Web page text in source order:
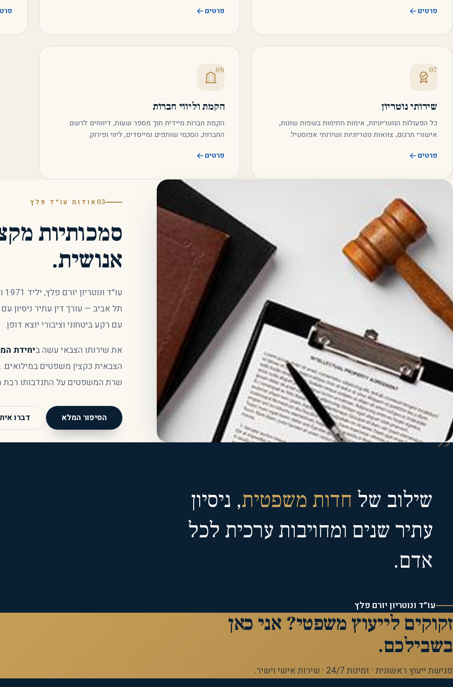
פרטים
פרטים
07
שירותי נוטריון
כל הפעולות הנוטריוניות, אימות חתימות בשפות שונות,
אישורי תרגום, צוואות נוטריוניות ושירותי אפוסטיל.
פרטים
08
הקמת וליווי חברות
הקמת חברות מיידית תוך מספר שעות, דיווחים לרשם
החברות, הסכמי שותפים ומייסדים, ליווי ופירוק.
פרטים
03 אודות עו״ד פלץ
סמכותיות
אנושית.
עם רקע ביטחוני וציבורי יוצא דופן.
את שירותו הצבאי עשה ביחידת
הצבאית כקצין משפטים במילואים. בשנת
שרת המשפטים על התנדבותו רבת
הסיפור המלא דברו
”
שילוב של חדות משפטית, ניסיון
עתיר שנים ומחויבות ערכית לכל
אדם.
עו״ד ונוטריון יורם פלץ
זקוקים לייעוץ משפטי? אני כאן
בשבילכם.
פגישת ייעוץ ראשונית · זמינות 24/7 · שירות אישי וישיר.